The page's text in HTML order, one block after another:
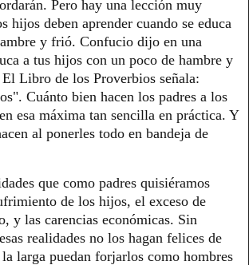
Pero hay una lección muy
hijos deben aprender cuando se educa
y frió. Confucio dijo en una
a tus hijos con un poco de hambre y
Libro de los Proverbios señala:
Cuánto bien hacen los padres a los
esa máxima tan sencilla en práctica. Y
al ponerles todo en bandeja de
que como padres quisiéramos
de los hijos, el exceso de
y las carencias económicas. Sin
realidades no los hagan felices de
larga puedan forjarlos como hombres